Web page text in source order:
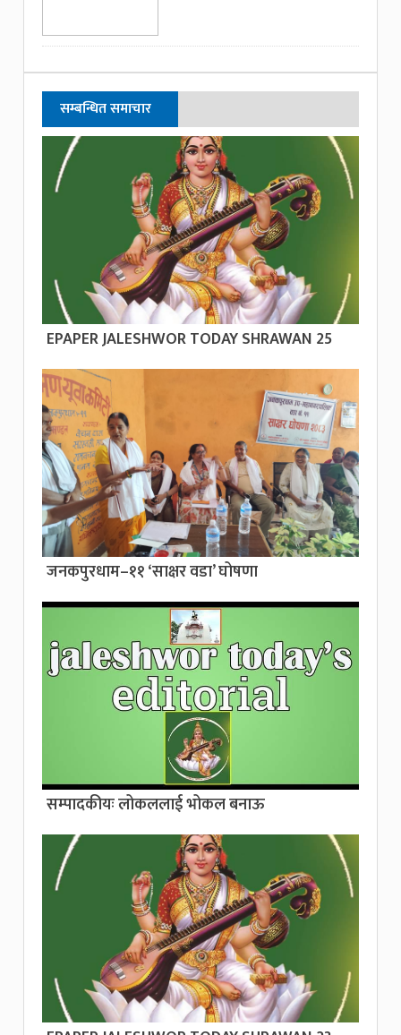
सम्बन्धित समाचार
EPAPER JALESHWOR TODAY SHRAWAN 25
जनकपुरधाम–११ ‘साक्षर वडा’ घोषणा
सम्पादकीयः लोकललाई भोकल बनाऊ